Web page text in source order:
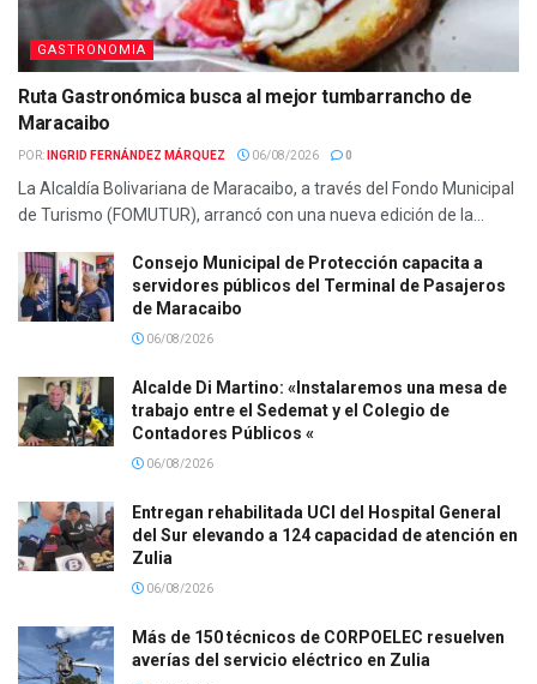
GASTRONOMIA
Ruta Gastronómica busca al mejor tumbarrancho de
Maracaibo
POR: INGRID FERNÁNDEZ MÁRQUEZ 06/08/2026 0
La Alcaldía Bolivariana de Maracaibo, a través del Fondo Municipal
de Turismo (FOMUTUR), arrancó con una nueva edición de la...
Consejo Municipal de Protección capacita a
servidores públicos del Terminal de Pasajeros
de Maracaibo
06/08/2026
Alcalde Di Martino: «Instalaremos una mesa de
trabajo entre el Sedemat y el Colegio de
Contadores Públicos «
06/08/2026
Entregan rehabilitada UCI del Hospital General
del Sur elevando a 124 capacidad de atención en
Zulia
06/08/2026
Más de 150 técnicos de CORPOELEC resuelven
averías del servicio eléctrico en Zulia